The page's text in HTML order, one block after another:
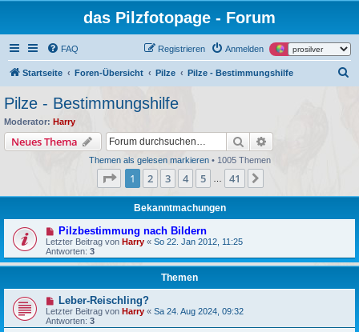
das Pilzfotopage - Forum
FAQ Anmelden
Registrieren
Startseite Foren-Übersicht Pilze Pilze - Bestimmungshilfe
Pilze - Bestimmungshilfe
Moderator: Harry
Neues Thema Suche
Themen als gelesen markieren• 1005 Themen
Seite 1von 41
1 2 3 4 5 41
Bekanntmachungen
Pilzbestimmung nach Bildern
Letzter Beitrag von Harry « So 22. Jan 2012, 11:25
Antworten: 3
Themen
Leber-Reischling?
Letzter Beitrag von Harry « Sa 24. Aug 2024, 09:32
Antworten: 3